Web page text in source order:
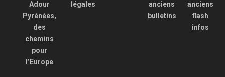
Adour
Pyrénées,
des
chemins
pour
l’Europe
légales
anciens
bulletins
anciens
flash
infos